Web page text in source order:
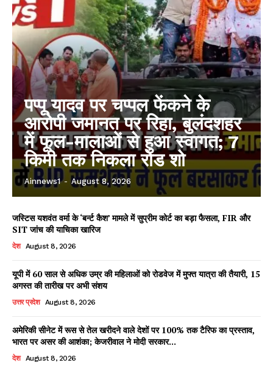
Facebook
X WhatsApp
Share
पप्पू यादव पर चप्पल फेंकने के
आरोपी जमानत पर रिहा, बुलंदशहर
में फूल-मालाओं से हुआ स्वागत; 7
किमी तक निकला रोड शो
Ainnews1 - August 8, 2026
जस्टिस यशवंत वर्मा के ‘बर्न्ट कैश’ मामले में सुप्रीम कोर्ट का बड़ा फैसला, FIR और
SIT जांच की याचिका खारिज
देश August 8, 2026
यूपी में 60 साल से अधिक उम्र की महिलाओं को रोडवेज में मुफ्त यात्रा की तैयारी, 15
अगस्त की तारीख पर अभी संशय
उत्तर प्रदेश August 8, 2026
अमेरिकी सीनेट में रूस से तेल खरीदने वाले देशों पर 100% तक टैरिफ का प्रस्ताव,
भारत पर असर की आशंका; केजरीवाल ने मोदी सरकार...
देश August 8, 2026